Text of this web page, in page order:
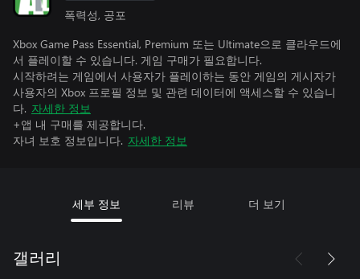
폭력성, 공포
Xbox Game Pass Essential, Premium 또는 Ultimate으로 클라우드에
서 플레이할 수 있습니다. 게임 구매가 필요합니다.
시작하려는 게임에서 사용자가 플레이하는 동안 게임의 게시자가
사용자의 Xbox 프로필 정보 및 관련 데이터에 액세스할 수 있습니
다. 자세한 정보
+앱 내 구매를 제공합니다.
자녀 보호 정보입니다. 자세한 정보
세부 정보 리뷰 더 보기
갤러리